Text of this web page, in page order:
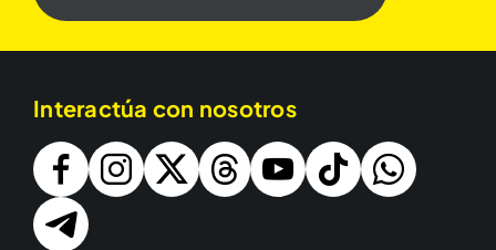
Interactúa con nosotros